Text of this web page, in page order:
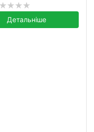
Детальніше